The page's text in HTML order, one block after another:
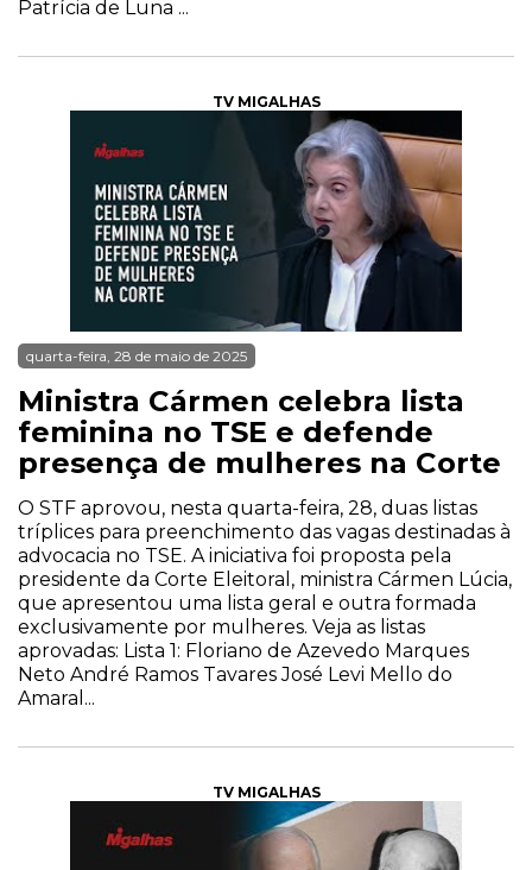
Patrícia de Luna ...
TV MIGALHAS
quarta-feira, 28 de maio de 2025
Ministra Cármen celebra lista
feminina no TSE e defende
presença de mulheres na Corte
O STF aprovou, nesta quarta-feira, 28, duas listas
tríplices para preenchimento das vagas destinadas à
advocacia no TSE. A iniciativa foi proposta pela
presidente da Corte Eleitoral, ministra Cármen Lúcia,
que apresentou uma lista geral e outra formada
exclusivamente por mulheres. Veja as listas
aprovadas: Lista 1: Floriano de Azevedo Marques
Neto André Ramos Tavares José Levi Mello do
Amaral...
TV MIGALHAS